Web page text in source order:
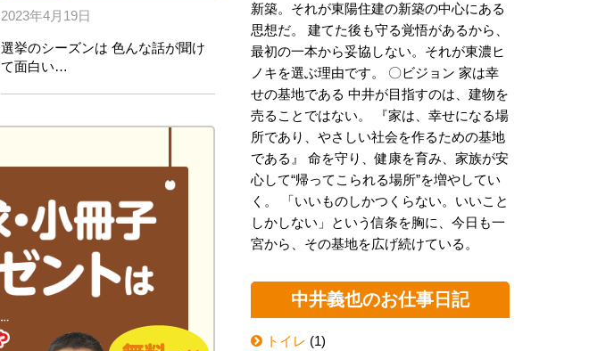
2023年4月19日
選挙のシーズンは 色んな話が聞け
て面白い…
新築。それが東陽住建の新築の中心にある
思想だ。 建てた後も守る覚悟があるから、
最初の一本から妥協しない。それが東濃ヒ
ノキを選ぶ理由です。 〇ビジョン 家は幸
せの基地である 中井が目指すのは、建物を
売ることではない。 『家は、幸せになる場
所であり、やさしい社会を作るための基地
である』 命を守り、健康を育み、家族が安
心して“帰ってこられる場所”を増やしてい
く。 「いいものしかつくらない。いいこと
しかしない」という信条を胸に、今日も一
宮から、その基地を広げ続けている。
中井義也のお仕事日記
トイレ (1)